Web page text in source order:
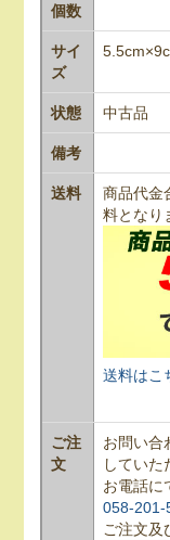
個数
サイ
ズ
状態 中古品
備考
送料
商品代金
料となり
送料はこ
ご注
文
お問い合
していた
お電話に
058-201-
ご注文及